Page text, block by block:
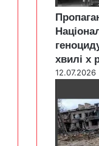
хвилі х
12.07.2026